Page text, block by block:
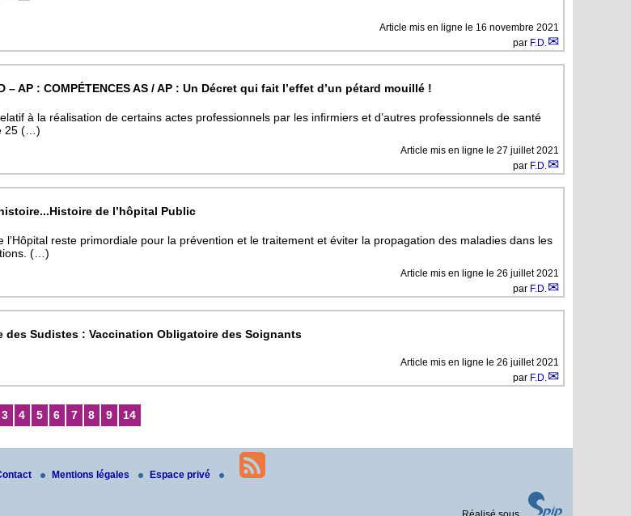
Article mis en ligne le 16 novembre 2021
par F.D.
– AP : COMPÉTENCES AS / AP : Un Décret qui fait l’effet d’un pétard mouillé !
à la réalisation de certains actes professionnels par les infirmiers et d’autres professionnels de santé
25 (…)
Article mis en ligne le 27 juillet 2021
par F.D.
de l’hôpital Public
l’Hôpital reste primordiale pour la prévention et le traitement et éviter la propagation des maladies dans les
(…)
Article mis en ligne le 26 juillet 2021
par F.D.
des Sudistes : Vaccination Obligatoire des Soignants
Article mis en ligne le 26 juillet 2021
par F.D.
3 4 5 6 7 8 9 14
Mentions légales Espace privé